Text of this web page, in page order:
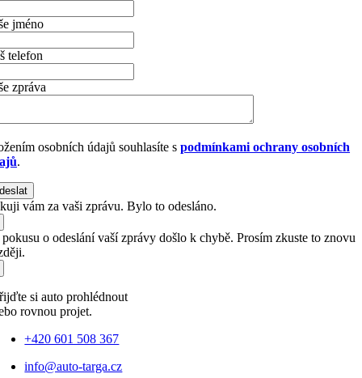
jméno
telefon
zpráva
osobních údajů souhlasíte spodmínkami ochrany osobních
.
vám za vaši zprávu. Bylo to odesláno.
o odeslání vaší zprávy došlo k chybě. Prosím zkuste to znovu
si auto prohlédnout
rovnou projet.
+420 601 508 367
info@auto-targa.cz